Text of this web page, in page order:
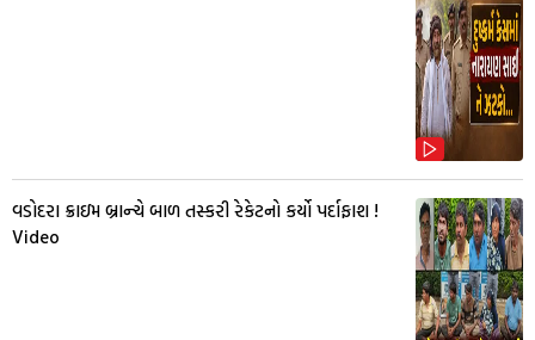
વડોદરા ક્રાઇમ બ્રાન્ચે બાળ તસ્કરી રેકેટનો કર્યો પર્દાફાશ !
Video